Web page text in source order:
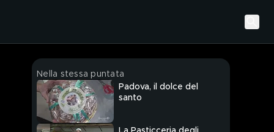
Nella stessa puntata
Padova, il dolce del
santo